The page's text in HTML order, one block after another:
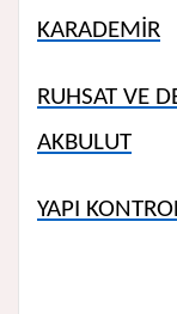
KARADEMİR
RUHSAT VE
AKBULUT
YAPI